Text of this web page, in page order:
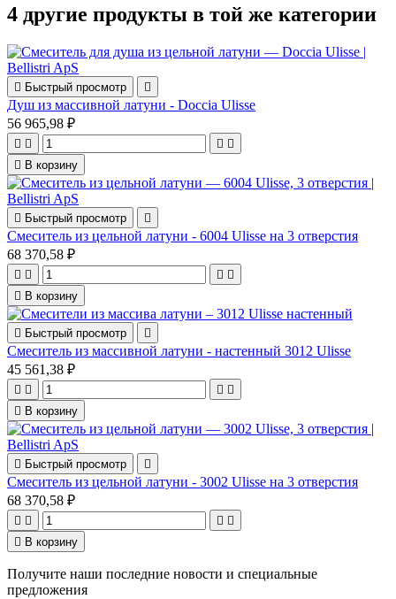
4 другие продукты в той же категории
 Быстрый просмотр 
Душ из массивной латуни - Doccia Ulisse
56 965,98 ₽
   
 В корзину
 Быстрый просмотр 
Смеситель из цельной латуни - 6004 Ulisse на 3 отверстия
68 370,58 ₽
   
 В корзину
 Быстрый просмотр 
Смеситель из массивной латуни - настенный 3012 Ulisse
45 561,38 ₽
   
 В корзину
 Быстрый просмотр 
Смеситель из цельной латуни - 3002 Ulisse на 3 отверстия
68 370,58 ₽
   
 В корзину
Получите наши последние новости и специальные
предложения